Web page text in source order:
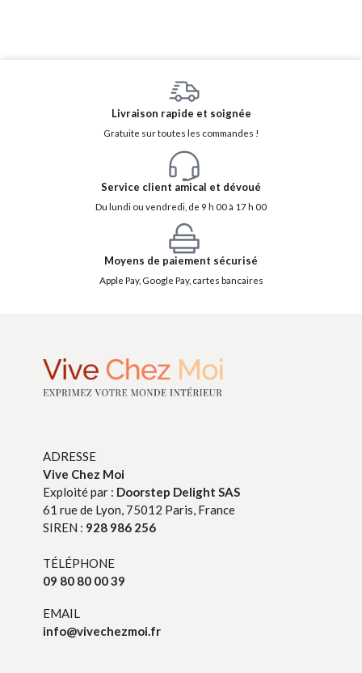
Livraison rapide et soignée
Gratuite sur toutes les commandes !
Service client amical et dévoué
Du lundi ou vendredi, de 9 h 00 à 17 h 00
Moyens de paiement sécurisé
Apple Pay, Google Pay, cartes bancaires
ADRESSE
Vive Chez Moi
Exploité par : Doorstep Delight SAS
61 rue de Lyon, 75012 Paris, France
SIREN : 928 986 256
TÉLÉPHONE
09 80 80 00 39
EMAIL
info@vivechezmoi.fr